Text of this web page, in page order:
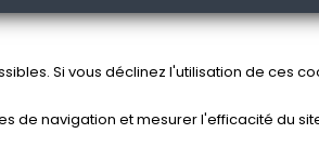
Si vous déclinez l'utilisation de ces
de navigation et mesurer l'efficacité du